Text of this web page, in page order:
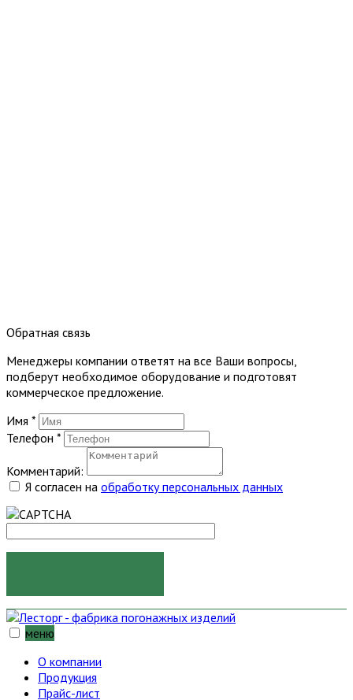
Обратная связь
Менеджеры компании ответят на все Ваши вопросы,
подберут необходимое оборудование и подготовят
коммерческое предложение.
Имя *
Телефон *
Комментарий:
Я согласен на обработку персональных данных
меню
О компании
Продукция
Прайс-лист